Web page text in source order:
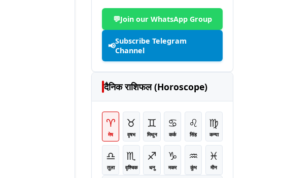
💬Join our WhatsApp Group
📢Subscribe Telegram
Channel
दैनिक राशिफल (Horoscope)
♈
मेष
♉
वृषभ
♊
मिथुन
♋
कर्क
♌
सिंह
♍
कन्या
♎
तुला
♏
वृश्चिक
♐
धनु
♑
मकर
♒
कुंभ
♓
मीन